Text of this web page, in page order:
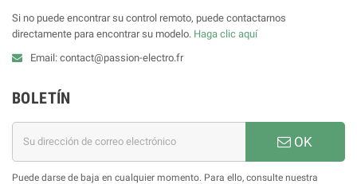
Si no puede encontrar su control remoto, puede contactarnos
directamente para encontrar su modelo. Haga clic aquí
Email: contact@passion-electro.fr
BOLETÍN
OK
Puede darse de baja en cualquier momento. Para ello, consulte nuestra